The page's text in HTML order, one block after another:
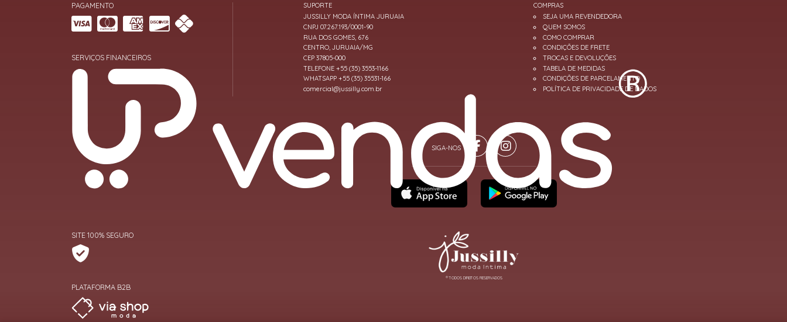
PAGAMENTO
SERVIÇOS FINANCEIROS
SITE 100% SEGURO
PLATAFORMA B2B
SUPORTE
JUSSILLY MODA ÍNTIMA JURUAIA
CNPJ 07.267.193/0001-90
RUA DOS GOMES, 676
CENTRO, JURUAIA/MG
CEP 37805-000
TELEFONE +55 (35) 3553-1166
WHATSAPP +55 (35) 35531-166
comercial@jussilly.com.br
COMPRAS
SEJA UMA REVENDEDORA
QUEM SOMOS
COMO COMPRAR
CONDIÇÕES DE FRETE
TROCAS E DEVOLUÇÕES
TABELA DE MEDIDAS
CONDIÇÕES DE PARCELAMENTO
POLÍTICA DE PRIVACIDADE DE DADOS
® TODOS DIREITOS RESERVADOS